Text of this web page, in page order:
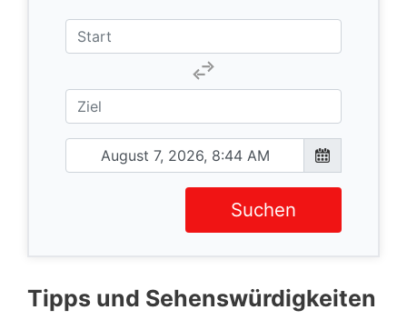
Suchen
Tipps und Sehenswürdigkeiten